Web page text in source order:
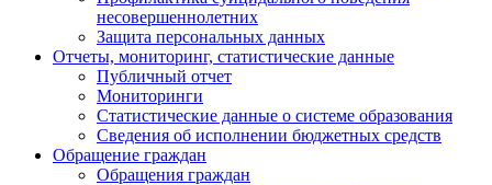
несовершеннолетних
Защита персональных данных
Отчеты, мониторинг, статистические данные
Публичный отчет
Мониторинги
Статистические данные о системе образования
Сведения об исполнении бюджетных средств
Обращение граждан
Обращения граждан